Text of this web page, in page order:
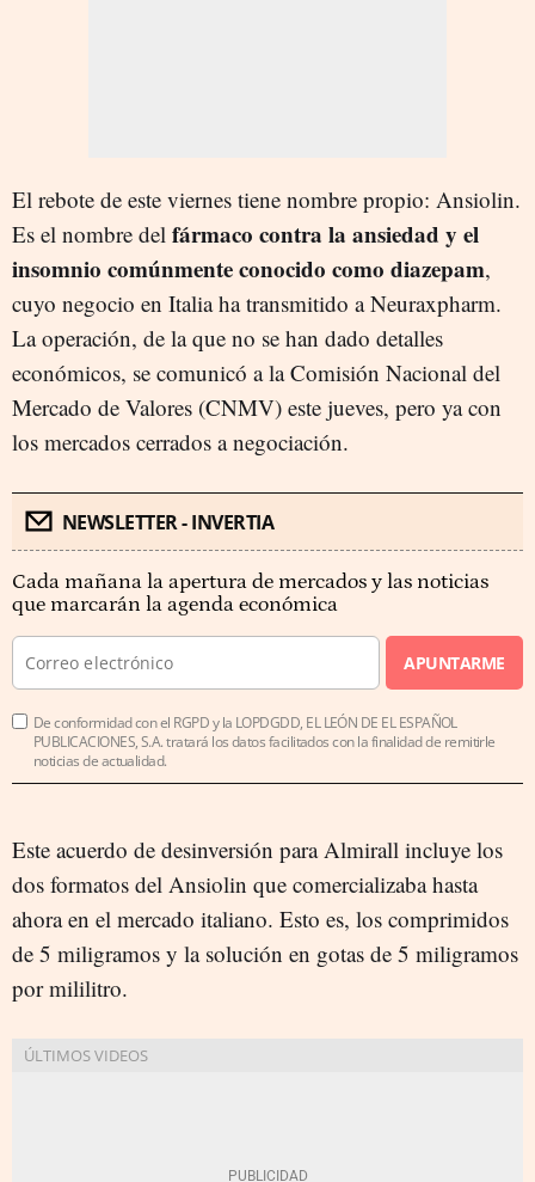
El rebote de este viernes tiene nombre propio: Ansiolin.
Es el nombre del fármaco contra la ansiedad y el
insomnio comúnmente conocido como diazepam,
cuyo negocio en Italia ha transmitido a Neuraxpharm.
La operación, de la que no se han dado detalles
económicos, se comunicó a la Comisión Nacional del
Mercado de Valores (CNMV) este jueves, pero ya con
los mercados cerrados a negociación.
NEWSLETTER - INVERTIA
Cada mañana la apertura de mercados y las noticias
que marcarán la agenda económica
APUNTARME
De conformidad con el RGPD y la LOPDGDD, EL LEÓN DE EL ESPAÑOL
PUBLICACIONES, S.A. tratará los datos facilitados con la finalidad de remitirle
noticias de actualidad.
Este acuerdo de desinversión para Almirall incluye los
dos formatos del Ansiolin que comercializaba hasta
ahora en el mercado italiano. Esto es, los comprimidos
de 5 miligramos y la solución en gotas de 5 miligramos
por mililitro.